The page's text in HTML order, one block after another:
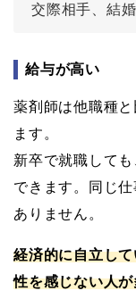
交際相手、結
給与が高い
薬剤師は他職種
ます。
新卒で就職して
できます。同じ
ありません。
経済的に自立し
性を感じない人